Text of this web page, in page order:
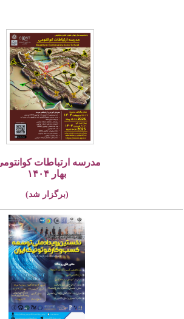
مدرسه ارتباطات کوانتومی،
بهار ۱۴۰۴
(برگزار شد)